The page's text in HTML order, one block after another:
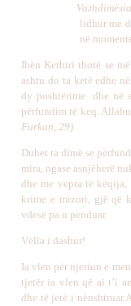
lidhur me
në
Ibën Kethiri thotë se
ashtu do ta ketë edhe
dy poshtërime dhe në
përfundim të keq.
Furkan, 29)
Duhet ta dimë se
mira, ngase asnjëherë
dhe me vepra të
krime e mizori, gjë që
vdesë pa u penduar.
Vëlla i dashur!
Ia vlen për njeriun e
tjetër ia vlen që ai t’i
dhe të jetë i nënshtruar